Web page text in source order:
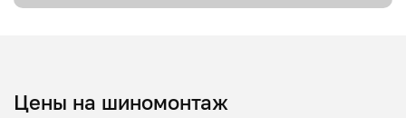
Цены на шиномонтаж